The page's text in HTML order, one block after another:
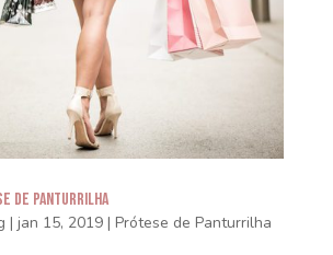
de Panturrilha
| jan 15, 2019| Prótese de Panturrilha